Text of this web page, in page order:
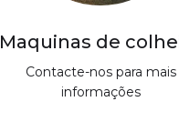
Maquinas de
Contacte-nos para mais
informações